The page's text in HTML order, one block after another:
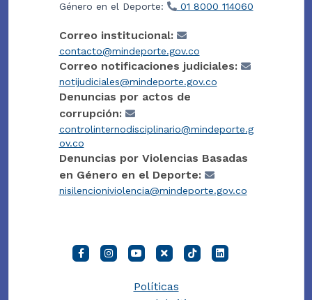
Género en el Deporte:
01 8000 114060
Correo institucional:
contacto@mindeporte.gov.co
Correo notificaciones judiciales:
notijudiciales@mindeporte.gov.co
Denuncias por actos de
corrupción:
controlinternodisciplinario@mindeporte.g
ov.co
Denuncias por Violencias Basadas
en Género en el Deporte:
nisilencioniviolencia@mindeporte.gov.co
Políticas